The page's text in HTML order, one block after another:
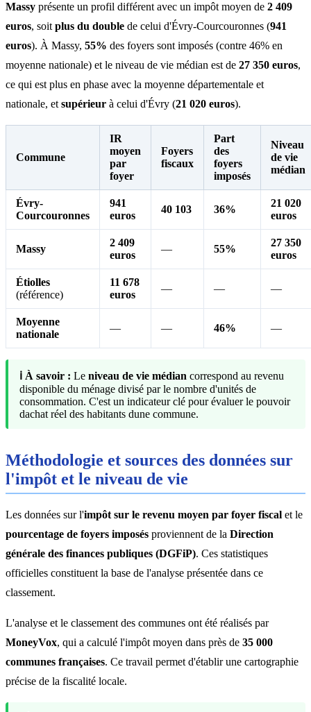
Massy présente un profil différent avec un impôt moyen de 2 409
euros, soit plus du double de celui d'Évry-Courcouronnes (941
euros). À Massy, 55% des foyers sont imposés (contre 46% en
moyenne nationale) et le niveau de vie médian est de 27 350 euros,
ce qui est plus en phase avec la moyenne départementale et
nationale, et supérieur à celui d'Évry (21 020 euros).
Commune
IR
moyen
par
foyer
Foyers
fiscaux
Part
des
foyers
imposés
Niveau
de vie
médian
Évry-
Courcouronnes
941
euros
40 103 36%
21 020
euros
Massy
2 409
euros
— 55%
27 350
euros
Étiolles
(référence)
11 678
euros
— — —
Moyenne
nationale
— — 46% —
ℹ️ À savoir : Le niveau de vie médian correspond au revenu
disponible du ménage divisé par le nombre d'unités de
consommation. C'est un indicateur clé pour évaluer le pouvoir
dachat réel des habitants dune commune.
Méthodologie et sources des données sur
l'impôt et le niveau de vie
Les données sur l'impôt sur le revenu moyen par foyer fiscal et le
pourcentage de foyers imposés proviennent de la Direction
générale des finances publiques (DGFiP). Ces statistiques
officielles constituent la base de l'analyse présentée dans ce
classement.
L'analyse et le classement des communes ont été réalisés par
MoneyVox, qui a calculé l'impôt moyen dans près de 35 000
communes françaises. Ce travail permet d'établir une cartographie
précise de la fiscalité locale.